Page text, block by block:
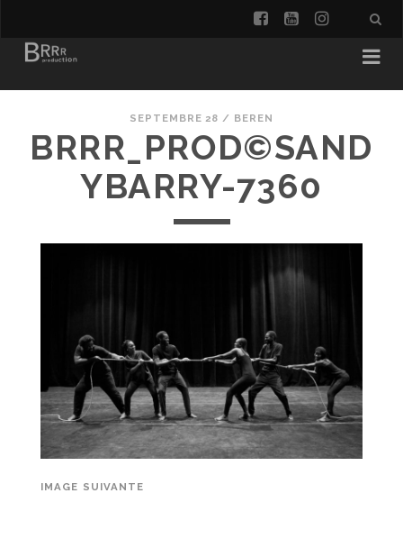
facebook
youtube
SEPTEMBRE 28 / BEREN
BRRR_PROD©SAND
YBARRY-7360
IMAGE SUIVANTE